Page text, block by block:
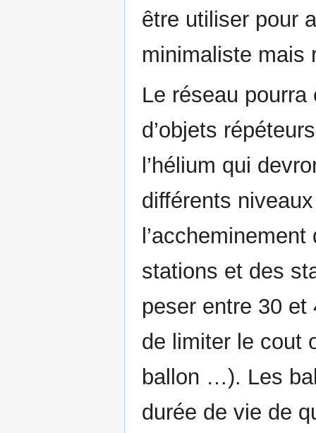
être utiliser pour
minimaliste mais
Le réseau pourra
d’objets
l’hélium qui
différents
stations et des
peser entre 30
de limiter le cout
ballon …). Les
durée de vie de